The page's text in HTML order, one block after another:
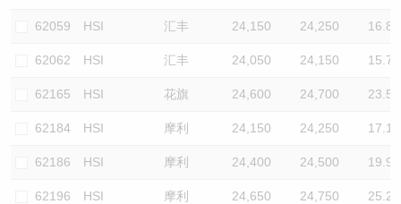
62059 HSI 汇丰 24,150 24,250 16.8
62062 HSI 汇丰 24,050 24,150 15.7
62165 HSI 花旗 24,600 24,700 23.5
62184 HSI 摩利 24,150 24,250 17.1
62186 HSI 摩利 24,400 24,500 19.9
62196 HSI 摩利 24,650 24,750 25.2